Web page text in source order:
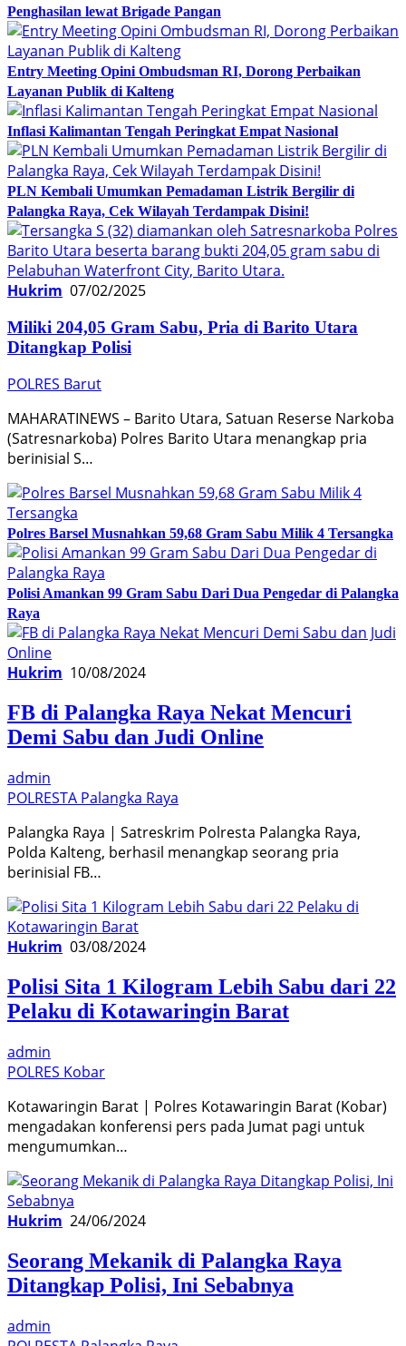
Penghasilan lewat Brigade Pangan
Entry Meeting Opini Ombudsman RI, Dorong Perbaikan
Layanan Publik di Kalteng
Inflasi Kalimantan Tengah Peringkat Empat Nasional
PLN Kembali Umumkan Pemadaman Listrik Bergilir di
Palangka Raya, Cek Wilayah Terdampak Disini!
Hukrim 07/02/2025
Miliki 204,05 Gram Sabu, Pria di Barito Utara
Ditangkap Polisi
POLRES Barut
MAHARATINEWS – Barito Utara, Satuan Reserse Narkoba
(Satresnarkoba) Polres Barito Utara menangkap pria
berinisial S…
Polres Barsel Musnahkan 59,68 Gram Sabu Milik 4 Tersangka
Polisi Amankan 99 Gram Sabu Dari Dua Pengedar di Palangka
Raya
Hukrim 10/08/2024
FB di Palangka Raya Nekat Mencuri
Demi Sabu dan Judi Online
admin
POLRESTA Palangka Raya
Palangka Raya | Satreskrim Polresta Palangka Raya,
Polda Kalteng, berhasil menangkap seorang pria
berinisial FB…
Hukrim 03/08/2024
Polisi Sita 1 Kilogram Lebih Sabu dari 22
Pelaku di Kotawaringin Barat
admin
POLRES Kobar
Kotawaringin Barat | Polres Kotawaringin Barat (Kobar)
mengadakan konferensi pers pada Jumat pagi untuk
mengumumkan…
Hukrim 24/06/2024
Seorang Mekanik di Palangka Raya
Ditangkap Polisi, Ini Sebabnya
admin